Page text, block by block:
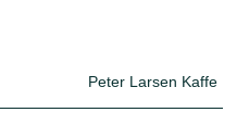
Peter Larsen Kaffe